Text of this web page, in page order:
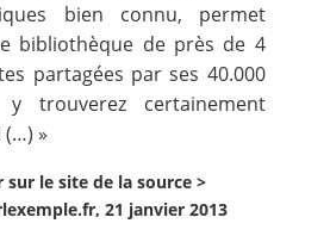
bien connu, permet
bibliothèque de près de 4
partagées par ses 40.000
trouverez certainement
»
sur le site de la source >
21 janvier 2013